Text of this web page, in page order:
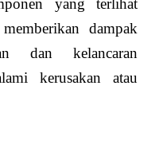
yang terlihat
dampak
dan kelancaran
kerusakan atau